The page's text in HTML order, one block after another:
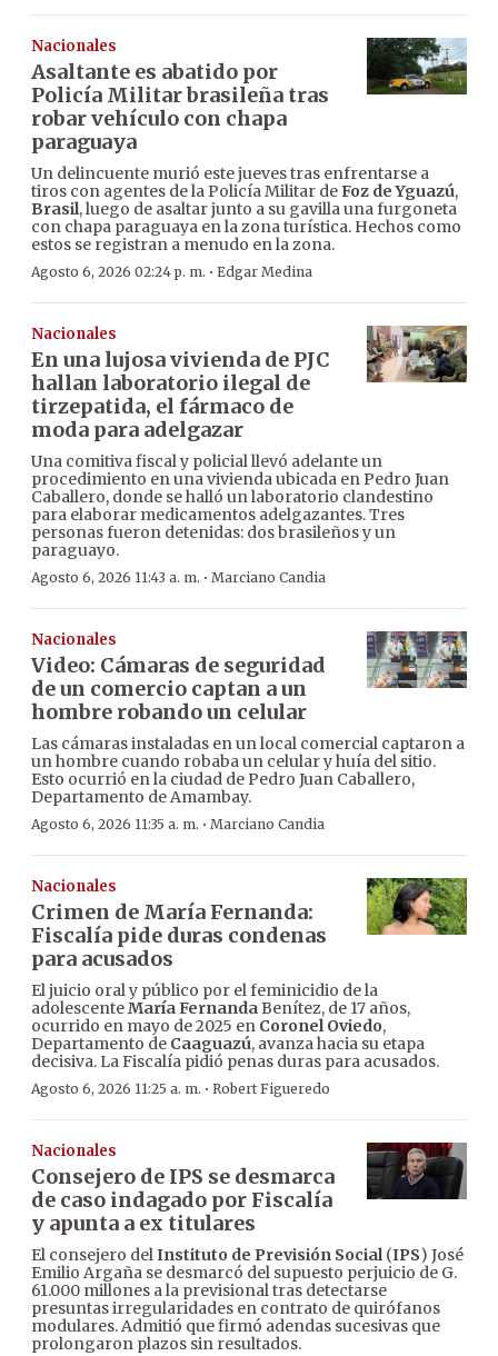
Nacionales
Asaltante es abatido por
Policía Militar brasileña tras
robar vehículo con chapa
paraguaya
Un delincuente murió este jueves tras enfrentarse a
tiros con agentes de la Policía Militar deFoz de Yguazú,
Brasil, luego de asaltar junto a su gavilla una furgoneta
con chapa paraguaya en la zona turística. Hechos como
estos se registran a menudo en la zona.
Agosto 6, 2026 02:24 p. m. · Edgar Medina
Nacionales
En una lujosa vivienda de PJC
hallan laboratorio ilegal de
tirzepatida, el fármaco de
moda para adelgazar
Una comitiva fiscal y policial llevó adelante un
procedimiento en una vivienda ubicada en Pedro Juan
Caballero, donde se halló un laboratorio clandestino
para elaborar medicamentos adelgazantes. Tres
personas fueron detenidas: dos brasileños y un
paraguayo.
Agosto 6, 2026 11:43 a. m. · Marciano Candia
Nacionales
Video: Cámaras de seguridad
de un comercio captan a un
hombre robando un celular
Las cámaras instaladas en un local comercial captaron a
un hombre cuando robaba un celular y huía del sitio.
Esto ocurrió en la ciudad de Pedro Juan Caballero,
Departamento de Amambay.
Agosto 6, 2026 11:35 a. m. · Marciano Candia
Nacionales
Crimen de María Fernanda:
Fiscalía pide duras condenas
para acusados
El juicio oral y público por el feminicidio de la
adolescenteMaría FernandaBenítez, de 17 años,
ocurrido en mayo de 2025 en Coronel Oviedo,
Departamento de Caaguazú, avanza hacia su etapa
decisiva. La Fiscalía pidió penas duras para acusados.
Agosto 6, 2026 11:25 a. m. · Robert Figueredo
Nacionales
Consejero de IPS se desmarca
de caso indagado por Fiscalía
y apunta a ex titulares
El consejero delInstituto de Previsión Social(IPS) José
Emilio Argaña se desmarcó del supuesto perjuicio de G.
61.000 millones a la previsional tras detectarse
presuntas irregularidades en contrato de quirófanos
modulares. Admitió que firmó adendas sucesivas que
prolongaron plazos sin resultados.